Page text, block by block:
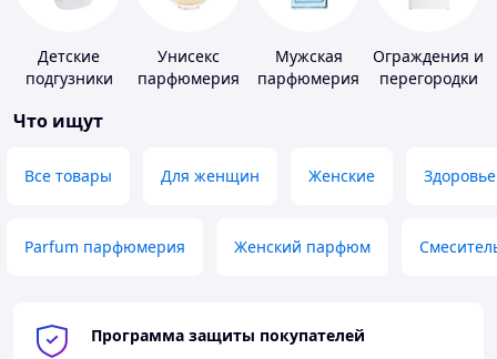
Детские
подгузники
Унисекс
парфюмерия
Мужская
парфюмерия
Ограждения и
перегородки
Что ищут
Все товары Для женщин Женские Здоровье
Parfum парфюмерия Женский парфюм
Программа защиты покупателей